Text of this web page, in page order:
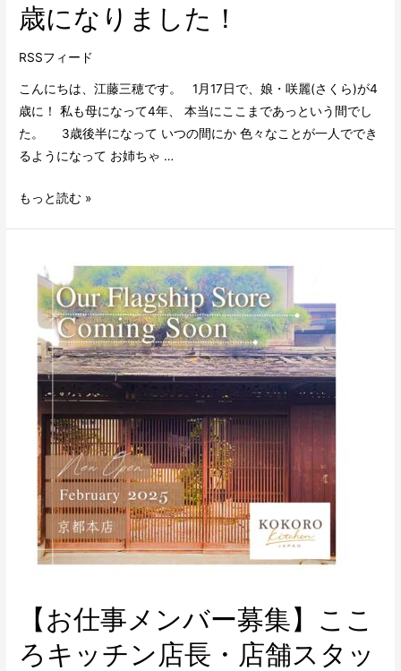
歳になりました！
RSSフィード
こんにちは、江藤三穂です。 1月17日で、娘・咲麗(さくら)が4
歳に！ 私も母になって4年、 本当にここまであっという間でし
た。 3歳後半になって いつの間にか 色々なことが一人ででき
るようになって お姉ちゃ …
もっと読む »
【お仕事メンバー募集】ここ
ろキッチン店長・店舗スタッ